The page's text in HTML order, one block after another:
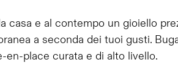
e al contempo un gioiello
a seconda dei tuoi gusti.
en-place curata e di alto livello.